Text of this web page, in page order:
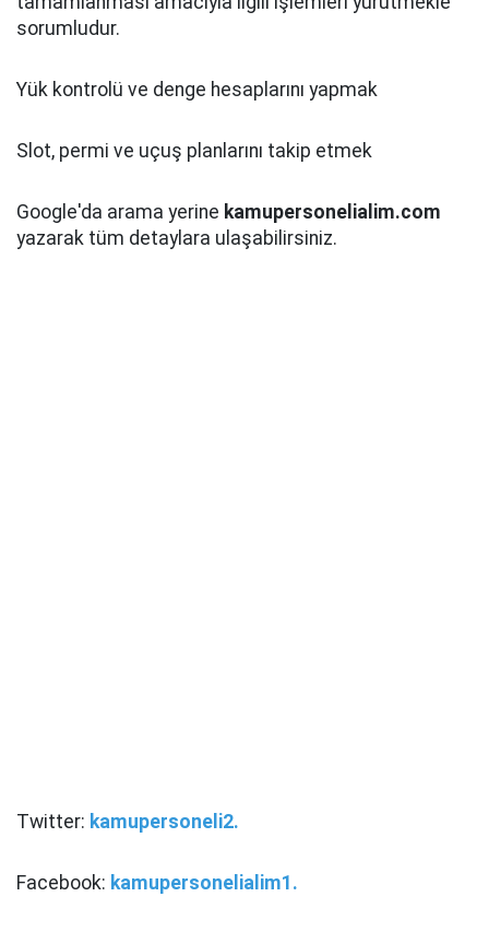
sorumludur.
Yük kontrolü ve denge hesaplarını yapmak
Slot, permi ve uçuş planlarını takip etmek
Google'da arama yerine kamupersonelialim.com
yazarak tüm detaylara ulaşabilirsiniz.
Twitter: kamupersoneli2.
Facebook: kamupersonelialim1.